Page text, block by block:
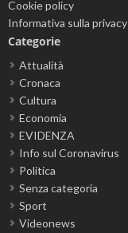
Cookie policy
Informativa sulla privacy
Categorie
Attualità
Cronaca
Cultura
Economia
EVIDENZA
Info sul Coronavirus
Politica
Senza categoria
Sport
Videonews